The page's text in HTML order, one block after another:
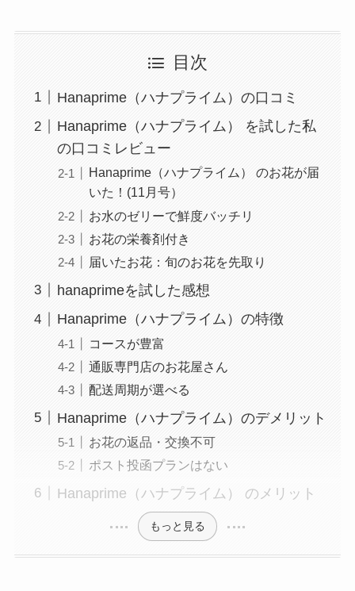
目次
Hanaprime（ハナプライム）の口コミ
Hanaprime（ハナプライム） を試した私
の口コミレビュー
Hanaprime（ハナプライム） のお花が届
いた！(11月号）
お水のゼリーで鮮度バッチリ
お花の栄養剤付き
届いたお花：旬のお花を先取り
hanaprimeを試した感想
Hanaprime（ハナプライム）の特徴
コースが豊富
通販専門店のお花屋さん
配送周期が選べる
Hanaprime（ハナプライム）のデメリット
お花の返品・交換不可
ポスト投函プランはない
Hanaprime（ハナプライム） のメリット
もっと見る